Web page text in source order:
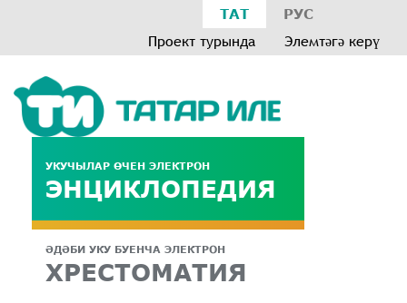
ТАТ РУС
Проект турында Элемтәгә керү
УКУЧЫЛАР ӨЧЕН ЭЛЕКТРОН
ЭНЦИКЛОПЕДИЯ
ӘДӘБИ УКУ БУЕНЧА ЭЛЕКТРОН
ХРЕСТОМАТИЯ